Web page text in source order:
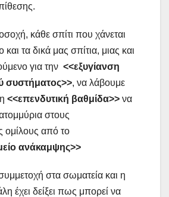
κάθε σπίτι που χάνεται
και τα δικά μας σπίτια, μιας και
για την <<εξυγίανση
συστήματος>>, να λάβουμε
<<επενδυτική βαθμίδα>> να
στους
ομίλους από το
ανάκαμψης>>
στα σωματεία και η
έχει δείξει πως μπορεί να